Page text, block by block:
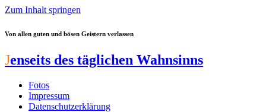
Zum Inhalt springen
Von allen guten und bösen Geistern verlassen
Jenseits des täglichen Wahnsinns
Fotos
Impressum
Datenschutzerklärung